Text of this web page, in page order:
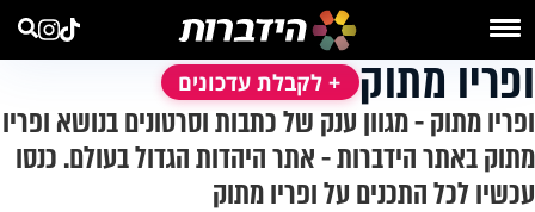
ופריו מתוק + לקבלת עדכונים
ופריו מתוק - מגוון ענק של כתבות וסרטונים בנושא ופריו
מתוק באתר הידברות - אתר היהדות הגדול בעולם. כנסו
עכשיו לכל התכנים על ופריו מתוק